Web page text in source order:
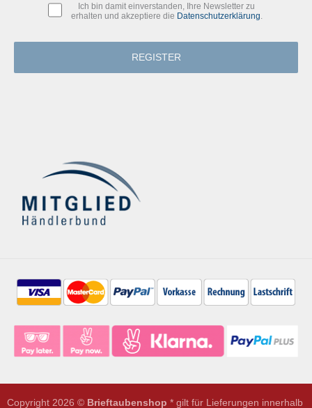
Ich bin damit einverstanden, Ihre Newsletter zu
erhalten und akzeptiere die Datenschutzerklärung
Copyright 2026 © Brieftaubenshop * gilt für Lieferungen innerhalb